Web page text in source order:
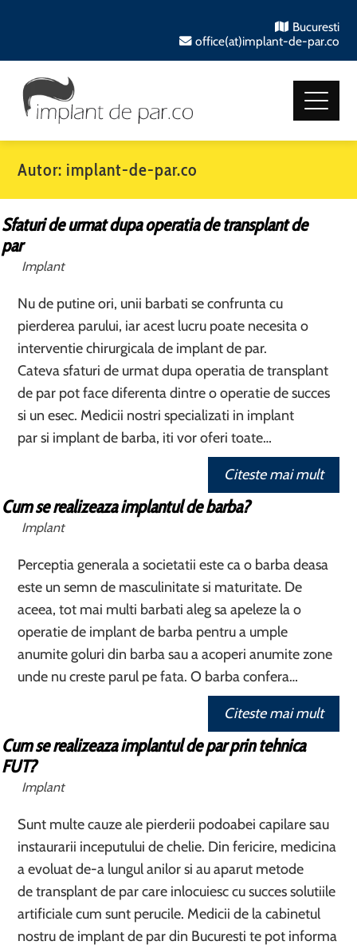
Bucuresti
office(at)implant-de-par.co
Autor: implant-de-par.co
Sfaturi de urmat dupa operatia de transplant de
par
Implant
Nu de putine ori, unii barbati se confrunta cu
pierderea parului, iar acest lucru poate necesita o
interventie chirurgicala de implant de par.
Cateva sfaturi de urmat dupa operatia de transplant
de par pot face diferenta dintre o operatie de succes
si un esec. Medicii nostri specializati in implant
par si implant de barba, iti vor oferi toate…
Citeste mai mult
Cum se realizeaza implantul de barba?
Implant
Perceptia generala a societatii este ca o barba deasa
este un semn de masculinitate si maturitate. De
aceea, tot mai multi barbati aleg sa apeleze la o
operatie de implant de barba pentru a umple
anumite goluri din barba sau a acoperi anumite zone
unde nu creste parul pe fata. O barba confera…
Citeste mai mult
Cum se realizeaza implantul de par prin tehnica
FUT?
Implant
Sunt multe cauze ale pierderii podoabei capilare sau
instaurarii inceputului de chelie. Din fericire, medicina
a evoluat de-a lungul anilor si au aparut metode
de transplant de par care inlocuiesc cu succes solutiile
artificiale cum sunt perucile. Medicii de la cabinetul
nostru de implant de par din Bucuresti te pot informa